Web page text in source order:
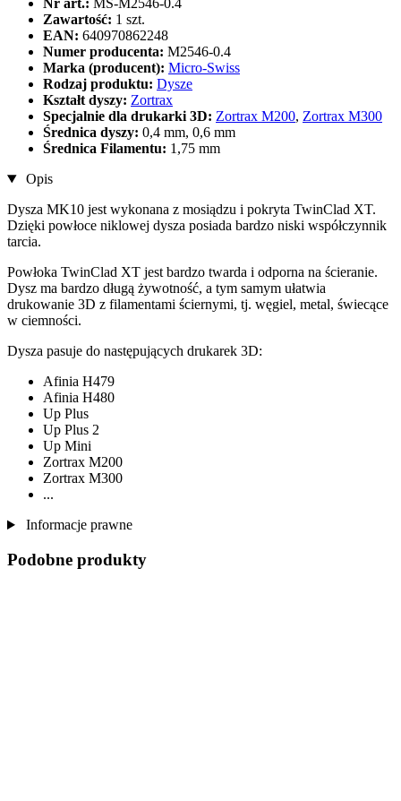
Nr art.: MS-M2546-0.4
Zawartość: 1 szt.
EAN: 640970862248
Numer producenta: M2546-0.4
Marka (producent): Micro-Swiss
Rodzaj produktu: Dysze
Kształt dyszy: Zortrax
Specjalnie dla drukarki 3D: Zortrax M200, Zortrax M300
Średnica dyszy: 0,4 mm, 0,6 mm
Średnica Filamentu: 1,75 mm
Opis
Dysza MK10 jest wykonana z mosiądzu i pokryta TwinClad XT.
Dzięki powłoce niklowej dysza posiada bardzo niski współczynnik
tarcia.
Powłoka TwinClad XT jest bardzo twarda i odporna na ścieranie.
Dysz ma bardzo długą żywotność, a tym samym ułatwia
drukowanie 3D z filamentami ściernymi, tj. węgiel, metal, świecące
w ciemności.
Dysza pasuje do następujących drukarek 3D:
Afinia H479
Afinia H480
Up Plus
Up Plus 2
Up Mini
Zortrax M200
Zortrax M300
...
Informacje prawne
Podobne produkty